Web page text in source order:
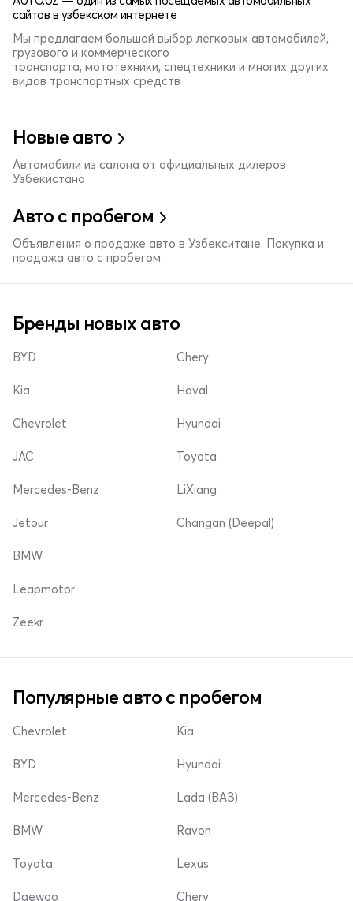
сайтов в узбекском интернете
Мы предлагаем большой выбор легковых автомобилей,
грузового и коммерческого
транспорта, мототехники, спецтехники и многих других
видов транспортных средств
Новые авто
Автомобили из салона от официальных дилеров
Узбекистана
Авто с пробегом
Объявления о продаже авто в Узбекситане. Покупка и
продажа авто с пробегом
Бренды новых авто
BYD
Kia
Chevrolet
Chery
Haval
Hyundai
JAC
Mercedes-Benz
Jetour
Toyota
LiXiang
Changan (Deepal)
BMW
Leapmotor
Zeekr
Популярные авто с пробегом
Chevrolet
BYD
Mercedes-Benz
Kia
Hyundai
Lada (ВАЗ)
BMW
Toyota
Daewoo
Ravon
Lexus
Chery